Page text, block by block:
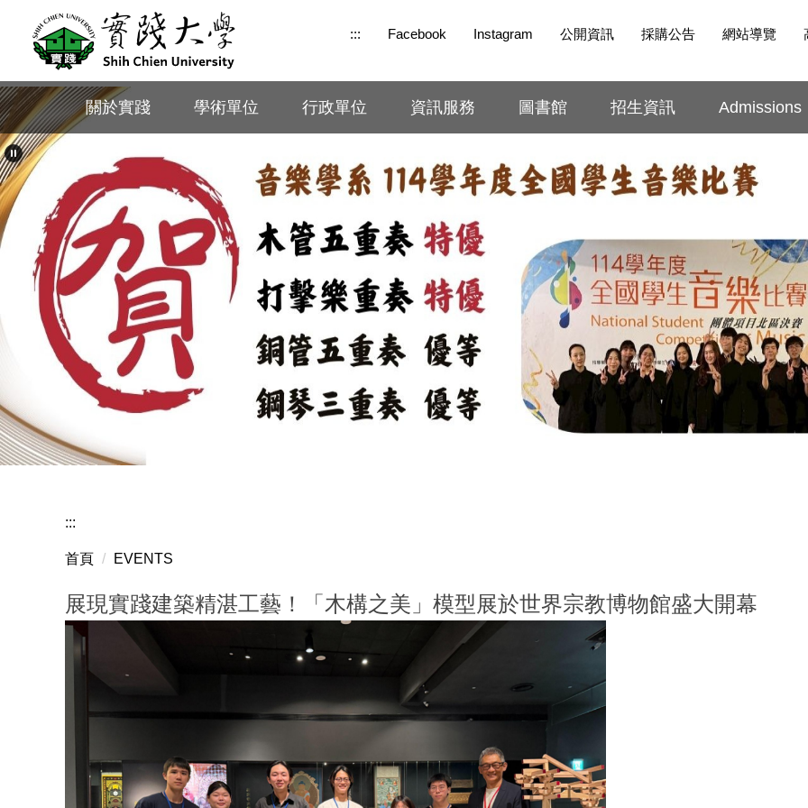
要
內
容
區
關於實踐 學術單位 行政單位 資訊服務 圖書館 招生資訊 Admissions
::: Facebook Instagram 公開資訊 採購公告 網站導覽
:::
首頁 EVENTS
展現實踐建築精湛工藝！「木構之美」模型展於世界宗教博物館盛大開幕